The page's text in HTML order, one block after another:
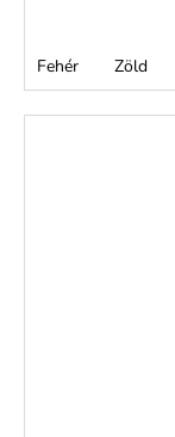
Fehér Zöld